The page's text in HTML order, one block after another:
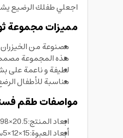
اجعلي طفلك الرضيع
مميزات مجموعة
مصنوعة من الخيزران
هذه المجموعة
لطيفة و ناعمة على
مناسبة للأطفال الرضع من
مواصفات طقم
ابعاد المنتج:20.5×98سم
أبعاد العبوة:15×12×5سم